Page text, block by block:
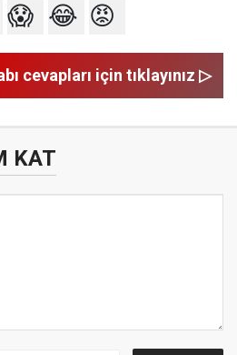
😱 😂 😡
cevapları için tıklayınız ▷
KAT